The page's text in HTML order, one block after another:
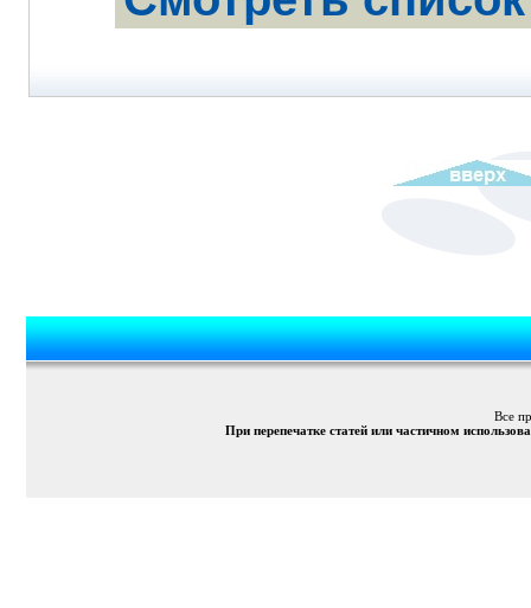
Все
При перепечатке статей или частичном